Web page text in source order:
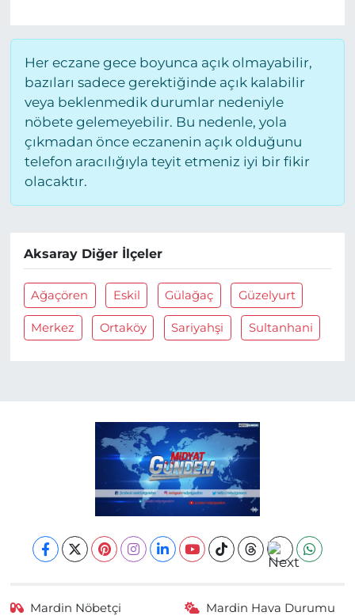
Her eczane gece boyunca açık olmayabilir,
bazıları sadece gerektiğinde açık kalabilir
veya beklenmedik durumlar nedeniyle
nöbete gelemeyebilir. Bu nedenle, yola
çıkmadan önce eczanenin açık olduğunu
telefon aracılığıyla teyit etmeniz iyi bir fikir
olacaktır.
Aksaray Diğer İlçeler
Ağaçören Eskil Gülağaç Güzelyurt
Merkez Ortaköy Sariyahşi Sultanhani
Mardin Nöbetçi
Mardin Hava Durumu